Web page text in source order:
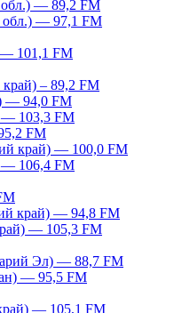
обл.) — 89,2 FM
обл.) — 97,1 FM
— 101,1 FM
– 89,2 FM
— 94,0 FM
— 103,3 FM
FM
край) — 100,0 FM
— 106,4 FM
край) — 94,8 FM
— 105,3 FM
Эл) — 88,7 FM
— 95,5 FM
— 105,1 FM